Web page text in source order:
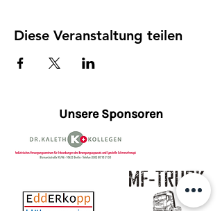
Diese Veranstaltung teilen
Unsere Sponsoren